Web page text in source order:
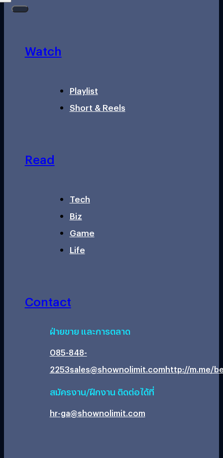
Watch
Playlist
Short & Reels
Read
Tech
Biz
Game
Life
Contact
ฝ่ายขาย และการตลาด
085-848-
2253sales@shownolimit.comhttp://m.me/
สมัครงาน/ฝึกงาน ติดต่อได้ที่
hr-ga@shownolimit.com